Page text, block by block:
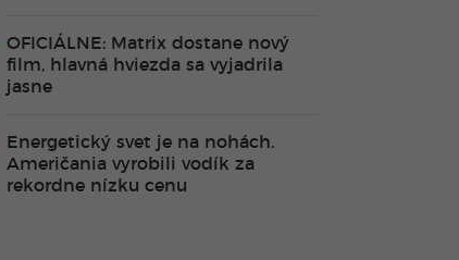
OFICIÁLNE: Matrix dostane nový
film, hlavná hviezda sa vyjadrila
jasne
Energetický svet je na nohách.
Američania vyrobili vodík za
rekordne nízku cenu